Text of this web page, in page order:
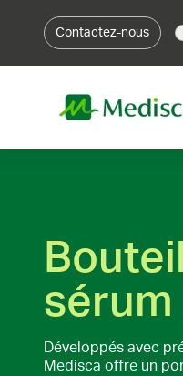
Contactez-nous
Développés avec
Medisca offre un